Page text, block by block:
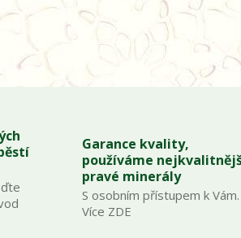
Garance kvality,
používáme
pravé minerály
S osobním přístupem k Vám.
Více ZDE